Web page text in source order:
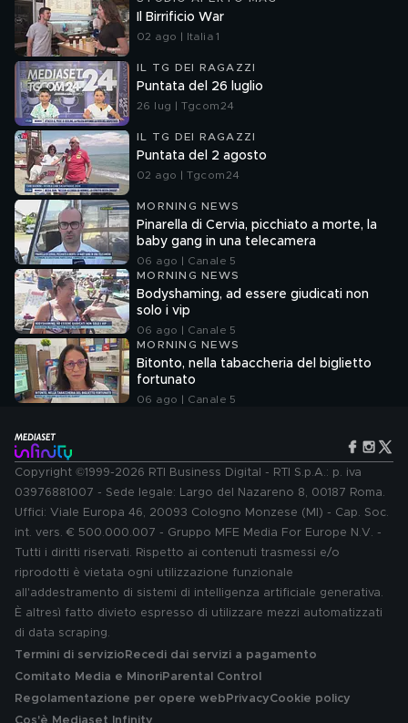
Il Birrificio War
02 ago | Italia 1
IL TG DEI RAGAZZI
Puntata del 26 luglio
26 lug | Tgcom24
IL TG DEI RAGAZZI
Puntata del 2 agosto
02 ago | Tgcom24
MORNING NEWS
Pinarella di Cervia, picchiato a morte, la
baby gang in una telecamera
06 ago | Canale 5
MORNING NEWS
Bodyshaming, ad essere giudicati non
solo i vip
06 ago | Canale 5
MORNING NEWS
Bitonto, nella tabaccheria del biglietto
fortunato
06 ago | Canale 5
Copyright ©1999-2026 RTI Business Digital - RTI S.p.A.: p. iva
03976881007 - Sede legale: Largo del Nazareno 8, 00187 Roma.
Uffici: Viale Europa 46, 20093 Cologno Monzese (MI) - Cap. Soc.
int. vers. € 500.000.007 - Gruppo MFE Media For Europe N.V. -
Tutti i diritti riservati. Rispetto ai contenuti trasmessi e/o
riprodotti è vietata ogni utilizzazione funzionale
all'addestramento di sistemi di intelligenza artificiale generativa.
È altresì fatto divieto espresso di utilizzare mezzi automatizzati
di data scraping.
Termini di servizio Recedi dai servizi a pagamento
Comitato Media e MinoriParental Control
Regolamentazione per opere web PrivacyCookie policy